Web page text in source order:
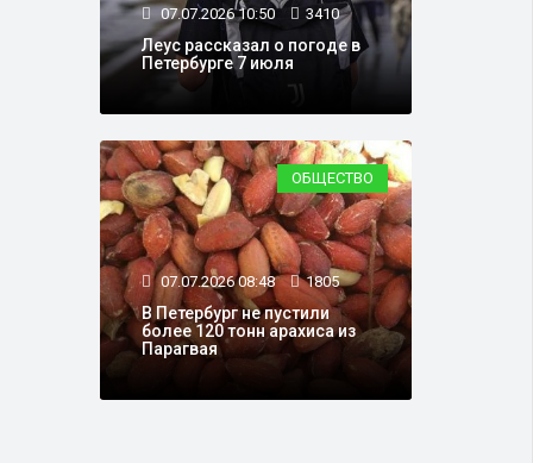
07.07.2026 10:50 3410
Леус рассказал о погоде в
Петербурге 7 июля
ОБЩЕСТВО
07.07.2026 08:48 1805
В Петербург не пустили
более 120 тонн арахиса из
Парагвая